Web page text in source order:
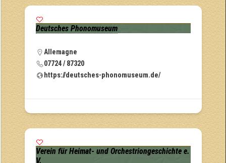
Deutsches Phonomuseum
Allemagne
07724 / 87320
https://deutsches-phonomuseum.de/
Verein für Heimat- und Orchestriongeschichte e.
V.